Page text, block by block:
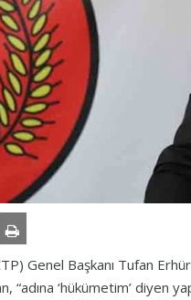
Genel Başkanı Tufan
“adına ‘hükümetim’ diyen